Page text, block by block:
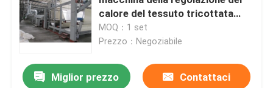
Macchina di Stenter dell'aria calda
macchina dello stenter del tessuto
calore del tessuto tricottata
macchina tessile di Stenter del
tessuto
MOQ：1 set
Prezzo：Negoziabile
Miglior prezzo Contattaci